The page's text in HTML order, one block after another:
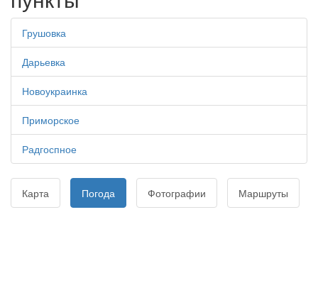
Грушовка
Дарьевка
Новоукраинка
Приморское
Радгоспное
Карта Погода Фотографии Маршруты